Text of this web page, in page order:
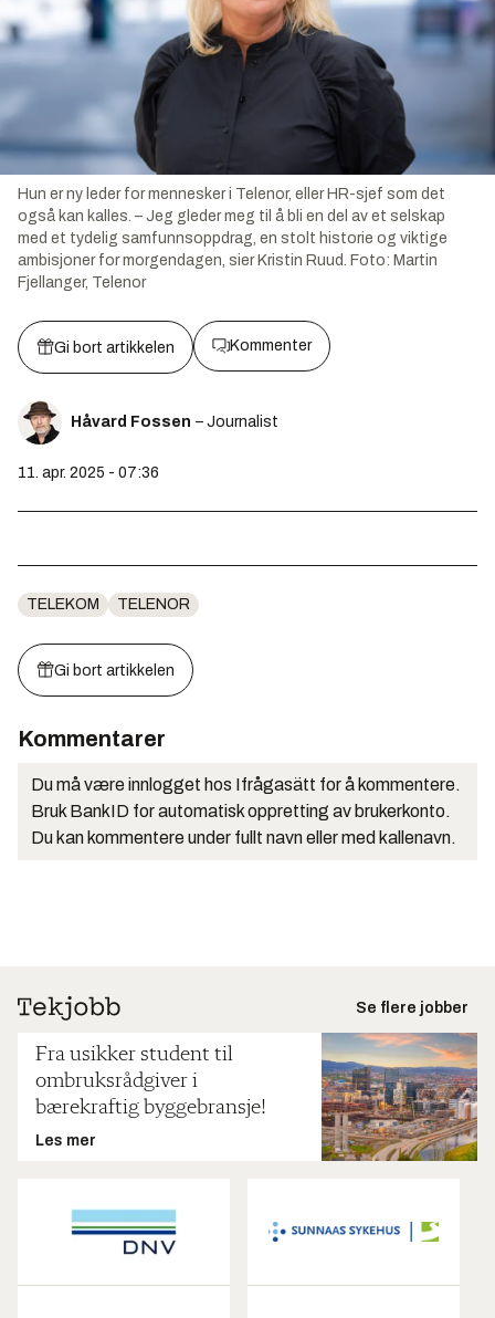
Hun er ny leder for mennesker i Telenor, eller HR-sjef som det
også kan kalles. – Jeg gleder meg til å bli en del av et selskap
med et tydelig samfunnsoppdrag, en stolt historie og viktige
ambisjoner for morgendagen, sier Kristin Ruud.
Foto: Martin
Fjellanger, Telenor
Gi bort artikkelen Kommenter
Håvard Fossen – Journalist
11. apr. 2025 - 07:36
TELEKOM TELENOR
Gi bort artikkelen
Kommentarer
Du må være innlogget hos Ifrågasätt for å kommentere.
Bruk BankID for automatisk oppretting av brukerkonto.
Du kan kommentere under fullt navn eller med kallenavn.
Se flere jobber
Fra usikker student til
ombruksrådgiver i
bærekraftig byggebransje!
Les mer